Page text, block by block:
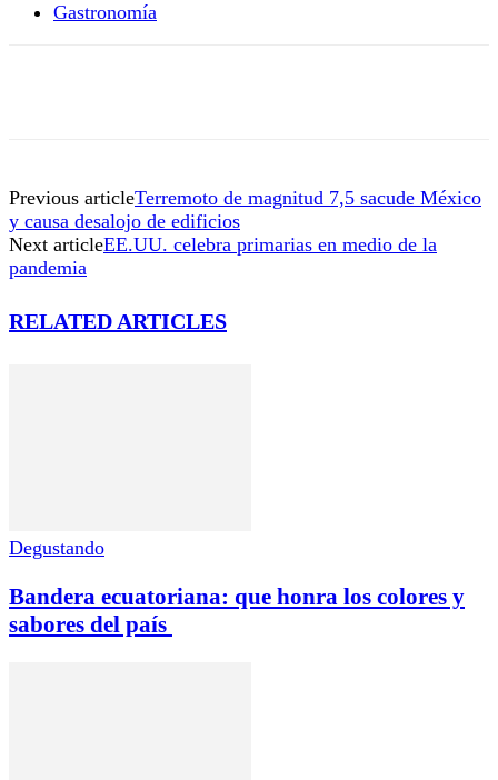
Gastronomía
Previous articleTerremoto de magnitud 7,5 sacude México
y causa desalojo de edificios
Next articleEE.UU. celebra primarias en medio de la
pandemia
RELATED ARTICLES
Degustando
Bandera ecuatoriana: que honra los colores y
sabores del país